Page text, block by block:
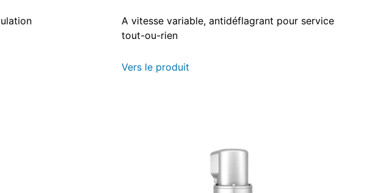
A vitesse variable, antidéflagrant pour service
tout-ou-rien
Vers le produit